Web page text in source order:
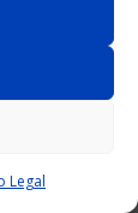
Legal